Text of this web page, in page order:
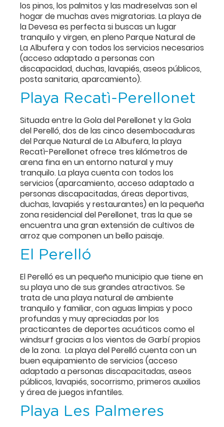
los pinos, los palmitos y las madreselvas son el
hogar de muchas aves migratorias. La playa de
la Devesa es perfecta si buscas un lugar
tranquilo y virgen, en pleno Parque Natural de
La Albufera y con todos los servicios necesarios
(acceso adaptado a personas con
discapacidad, duchas, lavapiés, aseos públicos,
posta sanitaria, aparcamiento).
Playa Recatì-Perellonet
Situada entre la Gola del Perellonet y la Gola
del Perelló, dos de las cinco desembocaduras
del Parque Natural de La Albufera, la playa
Recatì-Perellonet ofrece tres kilómetros de
arena fina en un entorno natural y muy
tranquilo. La playa cuenta con todos los
servicios (aparcamiento, acceso adaptado a
personas discapacitadas, áreas deportivas,
duchas, lavapiés y restaurantes) en la pequeña
zona residencial del Perellonet, tras la que se
encuentra una gran extensión de cultivos de
arroz que componen un bello paisaje.
El Perelló
El Perelló es un pequeño municipio que tiene en
su playa uno de sus grandes atractivos. Se
trata de una playa natural de ambiente
tranquilo y familiar, con aguas limpias y poco
profundas y muy apreciadas por los
practicantes de deportes acuáticos como el
windsurf gracias a los vientos de Garbí propios
de la zona. La playa del Perelló cuenta con un
buen equipamiento de servicios (acceso
adaptado a personas discapacitadas, aseos
públicos, lavapiés, socorrismo, primeros auxilios
y área de juegos infantiles.
Playa Les Palmeres